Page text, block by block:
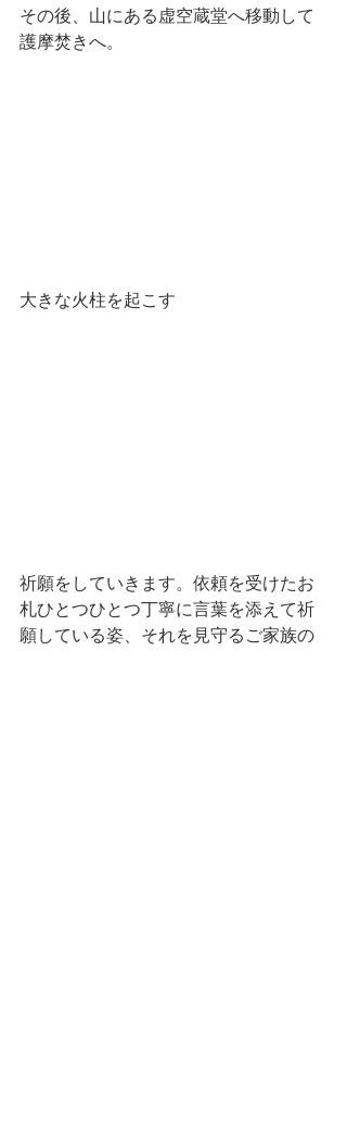
その後、山にある虚空蔵堂へ移動して
護摩焚きへ。
大きな火柱を起こす
祈願をしていきます。依頼を受けたお
札ひとつひとつ丁寧に言葉を添えて祈
願している姿、それを見守るご家族の